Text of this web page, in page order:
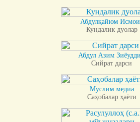
Абдулқайюм
Кундалик дуолар
Абдул Азим
Сийрат дарси
Муслим медиа
Саҳобалар ҳаёти